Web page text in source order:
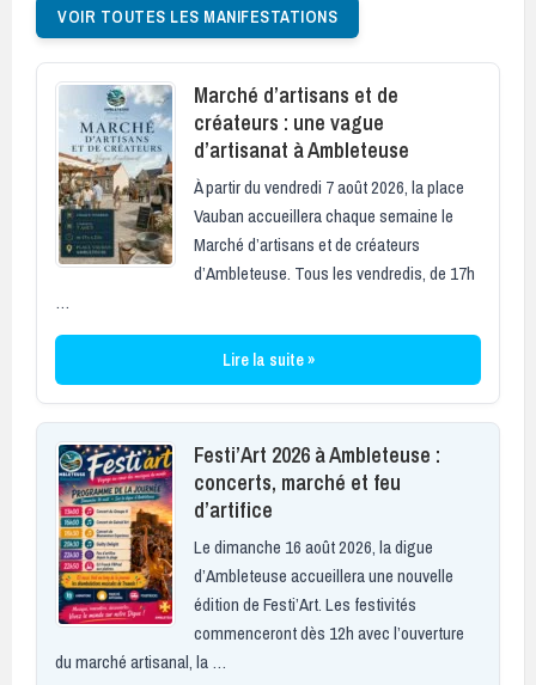
VOIR TOUTES LES MANIFESTATIONS
Marché d’artisans et de
créateurs : une vague
d’artisanat à Ambleteuse
À partir du vendredi 7 août 2026, la place
Vauban accueillera chaque semaine le
Marché d’artisans et de créateurs
d’Ambleteuse. Tous les vendredis, de 17h
…
Lire la suite »
Festi’Art 2026 à Ambleteuse :
concerts, marché et feu
d’artifice
Le dimanche 16 août 2026, la digue
d’Ambleteuse accueillera une nouvelle
édition de Festi’Art. Les festivités
commenceront dès 12h avec l’ouverture
du marché artisanal, la …